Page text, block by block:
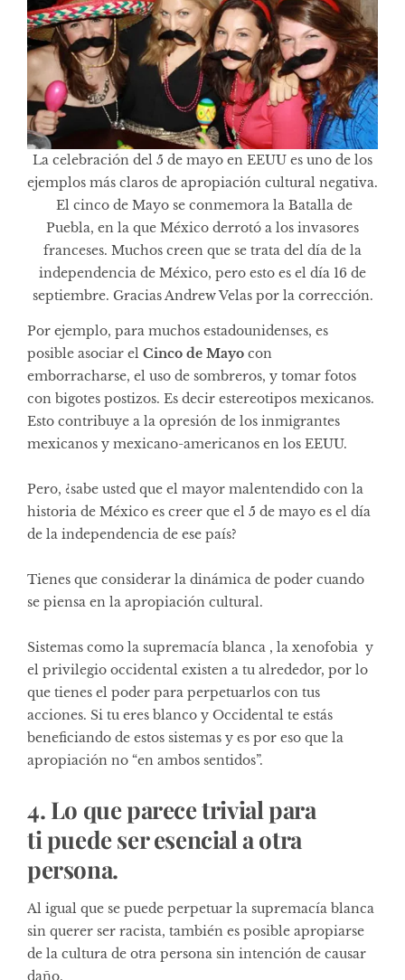
La celebración del 5 de mayo en EEUU es uno de los
ejemplos más claros de apropiación cultural negativa.
El cinco de Mayo se conmemora la Batalla de
Puebla, en la que México derrotó a los invasores
franceses. Muchos creen que se trata del día de la
independencia de México, pero esto es el día 16 de
septiembre. Gracias Andrew Velas por la corrección.
Por ejemplo, para muchos estadounidenses, es
posible asociar el Cinco de Mayo con
emborracharse, el uso de sombreros, y tomar fotos
con bigotes postizos. Es decir estereotipos mexicanos.
Esto contribuye a la opresión de los inmigrantes
mexicanos y mexicano-americanos en los EEUU.
Pero, ¿sabe usted que el mayor malentendido con la
historia de México es creer que el 5 de mayo es el día
de la independencia de ese país?
Tienes que considerar la dinámica de poder cuando
se piensa en la apropiación cultural.
Sistemas como la supremacía blanca , la xenofobia y
el privilegio occidental existen a tu alrededor, por lo
que tienes el poder para perpetuarlos con tus
acciones. Si tu eres blanco y Occidental te estás
beneficiando de estos sistemas y es por eso que la
apropiación no “en ambos sentidos”.
4. Lo que parece trivial para
ti puede ser esencial a otra
persona.
Al igual que se puede perpetuar la supremacía blanca
sin querer ser racista, también es posible apropiarse
de la cultura de otra persona sin intención de causar
daño.